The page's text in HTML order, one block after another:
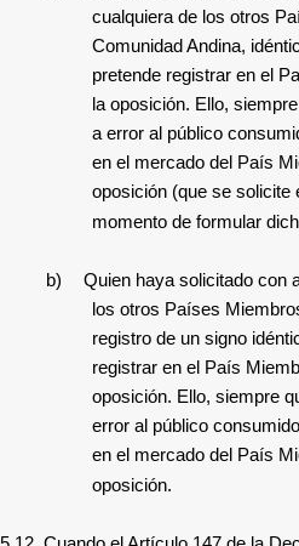
cualquiera de los otros
Comunidad Andina,
pretende registrar en el
la oposición. Ello,
a error al público
en el mercado del País
oposición (que se solicite
momento de formular
b)
Quien haya solicitado con
los otros Países
registro de un signo
registrar en el País
oposición. Ello, siempre
error al público
en el mercado del País
oposición.